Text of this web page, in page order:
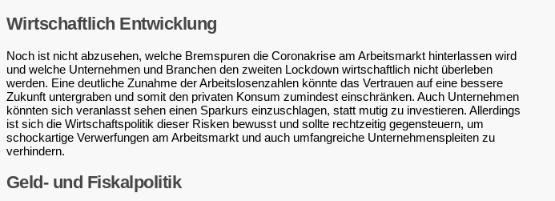
Wirtschaftlich Entwicklung
Noch ist nicht abzusehen, welche Bremspuren die Coronakrise am Arbeitsmarkt hinterlassen wird
und welche Unternehmen und Branchen den zweiten Lockdown wirtschaftlich nicht überleben
werden. Eine deutliche Zunahme der Arbeitslosenzahlen könnte das Vertrauen auf eine bessere
Zukunft untergraben und somit den privaten Konsum zumindest einschränken. Auch Unternehmen
könnten sich veranlasst sehen einen Sparkurs einzuschlagen, statt mutig zu investieren. Allerdings
ist sich die Wirtschaftspolitik dieser Risken bewusst und sollte rechtzeitig gegensteuern, um
schockartige Verwerfungen am Arbeitsmarkt und auch umfangreiche Unternehmenspleiten zu
verhindern.
Geld- und Fiskalpolitik